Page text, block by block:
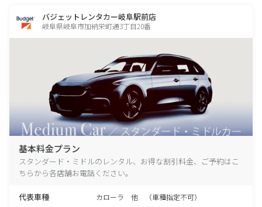
バジェットレンタカー岐阜駅前店
岐阜県岐阜市加納栄町通3丁目20番
基本料金プラン
スタンダード・ミドルのレンタル、お得な割引料金、ご予約はこ
ちらから各店舗お電話ください。
代表車種 カローラ 他 （車種指定不可）